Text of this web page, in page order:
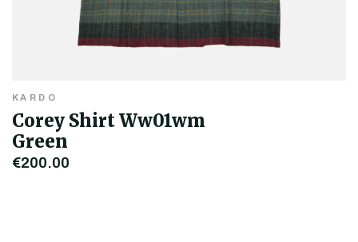
KARDO
Corey Shirt Ww01wm
Green
€200,00